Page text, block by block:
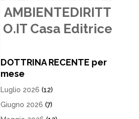
AMBIENTEDIRITT
O.IT Casa Editrice
DOTTRINA RECENTE per
mese
Luglio 2026 (12)
Giugno 2026 (7)